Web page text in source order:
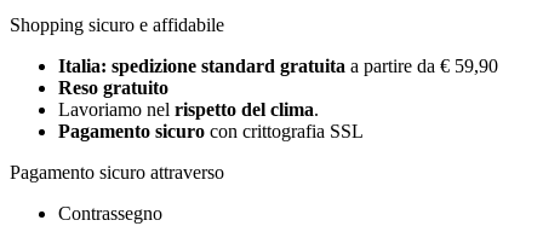
Shopping sicuro e affidabile
Italia: spedizione standard gratuita a partire da € 59,90
Reso gratuito
Lavoriamo nel rispetto del clima.
Pagamento sicuro con crittografia SSL
Pagamento sicuro attraverso
Contrassegno